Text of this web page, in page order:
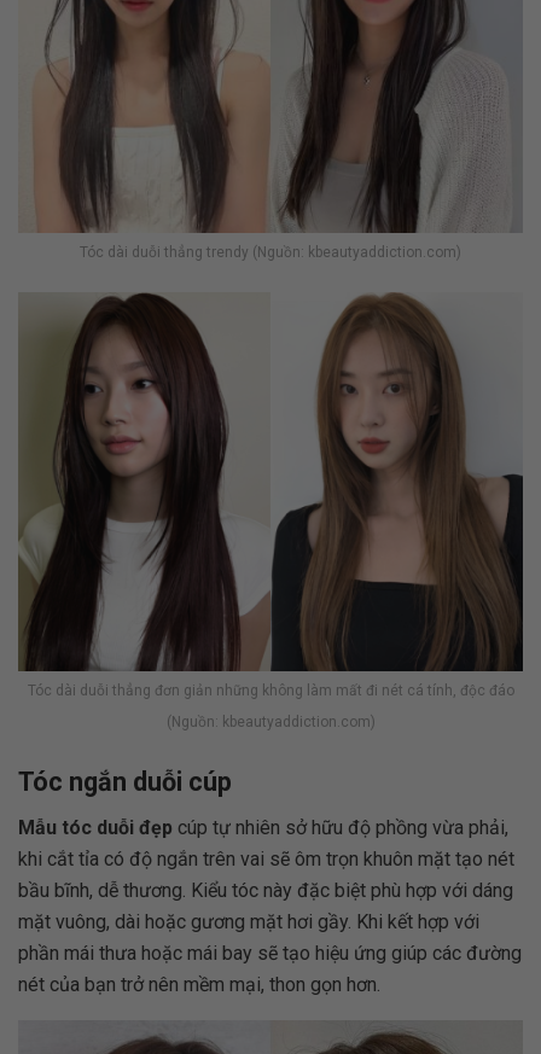
Tóc dài duỗi thẳng trendy (Nguồn: kbeautyaddiction.com)
Tóc dài duỗi thẳng đơn giản những không làm mất đi nét cá tính, độc đáo
(Nguồn: kbeautyaddiction.com)
Tóc ngắn duỗi cúp
Mẫu tóc duỗi đẹp cúp tự nhiên sở hữu độ phồng vừa phải,
khi cắt tỉa có độ ngắn trên vai sẽ ôm trọn khuôn mặt tạo nét
bầu bĩnh, dễ thương. Kiểu tóc này đặc biệt phù hợp với dáng
mặt vuông, dài hoặc gương mặt hơi gầy. Khi kết hợp với
phần mái thưa hoặc mái bay sẽ tạo hiệu ứng giúp các đường
nét của bạn trở nên mềm mại, thon gọn hơn.